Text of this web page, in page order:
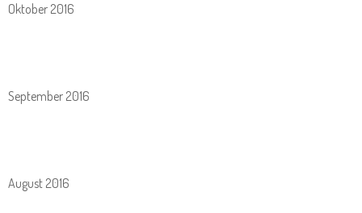
Oktober 2016
September 2016
August 2016